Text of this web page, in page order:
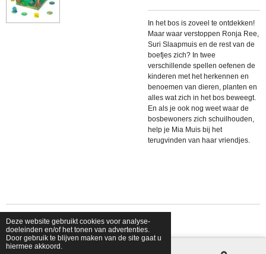
Deze website gebruikt cookies voor analyse-
doeleinden en/of het tonen van advertenties.
Door gebruik te blijven maken van de site gaat u
hiermee akkoord.
In het bos is zoveel te ontdekken!
Maar waar verstoppen Ronja Ree,
Suri Slaapmuis en de rest van de
boefjes zich? In twee
verschillende spellen oefenen de
kinderen met het herkennen en
benoemen van dieren, planten en
alles wat zich in het bos beweegt.
En als je ook nog weet waar de
bosbewoners zich schuilhouden,
help je Mia Muis bij het
terugvinden van haar vriendjes.
© 2026 shopfriendsfoes